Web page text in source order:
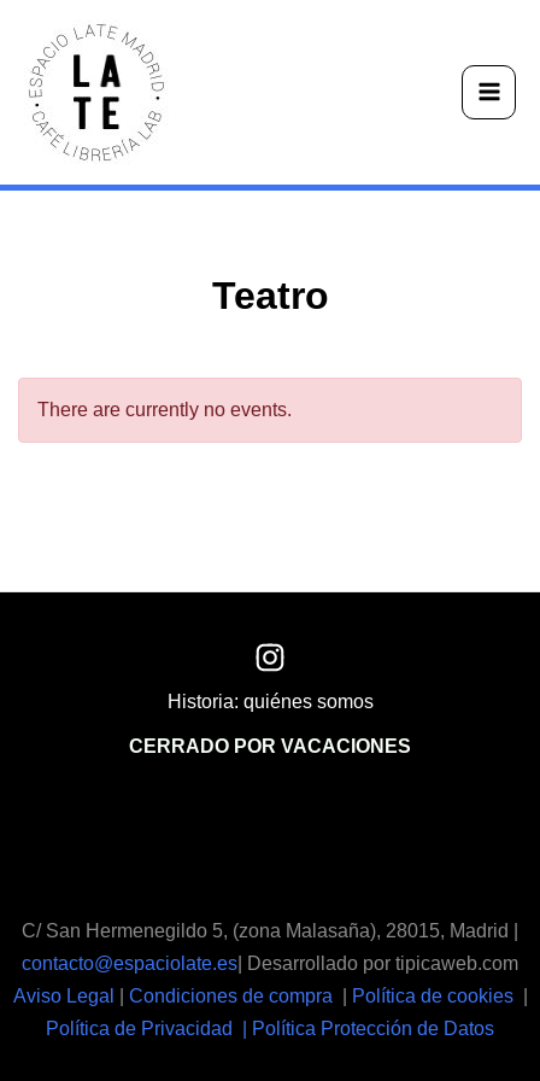
contenido
Teatro
There are currently no events.
Historia: quiénes somos
CERRADO POR VACACIONES
C/ San Hermenegildo 5, (zona Malasaña), 28015, Madrid |
contacto@espaciolate.es| Desarrollado por tipicaweb.com
Aviso Legal | Condiciones de compra | Política de cookies |
Política de Privacidad | Política Protección de Datos